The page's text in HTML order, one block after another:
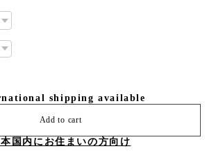
shipping available
Add to cart
本国内にお住まいの方向け